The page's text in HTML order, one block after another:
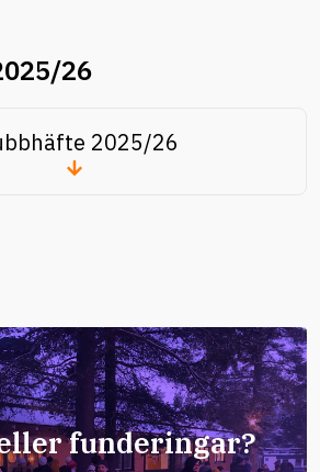
26
2025/26
funderingar?